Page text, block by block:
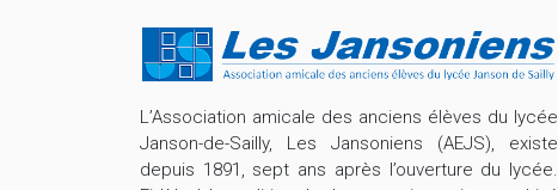
L’Association amicale des anciens élèves du lycée
Janson-de-Sailly, Les Jansoniens (AEJS), existe
depuis 1891, sept ans après l’ouverture du lycée.